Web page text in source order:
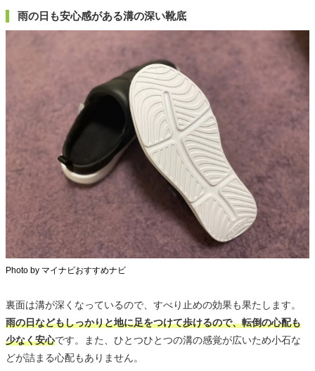
雨の日も安心感がある溝の深い靴底
Photo by マイナビおすすめナビ
裏面は溝が深くなっているので、すべり止めの効果も果たします。
雨の日などもしっかりと地に足をつけて歩けるので、転倒の心配も
少なく安心です。また、ひとつひとつの溝の感覚が広いため小石な
どが詰まる心配もありません。